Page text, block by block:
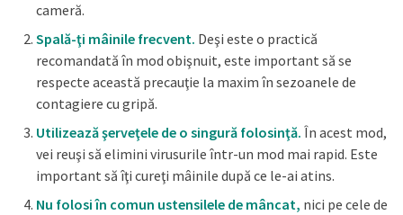
cameră.
Spală-ţi mâinile frecvent. Deşi este o practică
recomandată în mod obişnuit, este important să se
respecte această precauţie la maxim în sezoanele de
contagiere cu gripă.
Utilizează şerveţele de o singură folosinţă. În acest mod,
vei reuşi să elimini virusurile într-un mod mai rapid. Este
important să îţi cureţi mâinile după ce le-ai atins.
Nu folosi în comun ustensilele de mâncat, nici pe cele de